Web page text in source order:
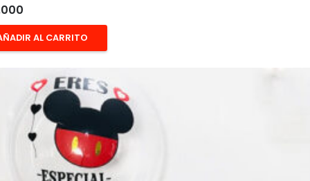
AL CARRITO